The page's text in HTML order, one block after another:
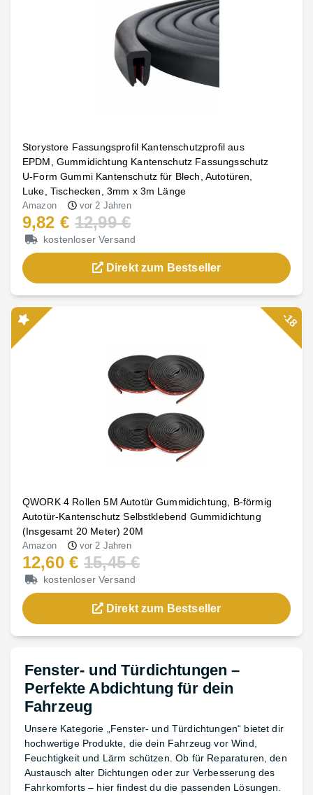
Storystore Fassungsprofil Kantenschutzprofil aus
EPDM, Gummidichtung Kantenschutz Fassungsschutz
U-Form Gummi Kantenschutz für Blech, Autotüren,
Luke, Tischecken, 3mm x 3m Länge
Amazon vor 2 Jahren
9,82 € 12,99 €
kostenloser Versand
Direkt zum Bestseller
QWORK 4 Rollen 5M Autotür Gummidichtung, B-förmig
Autotür-Kantenschutz Selbstklebend Gummidichtung
(Insgesamt 20 Meter) 20M
Amazon vor 2 Jahren
12,60 € 15,45 €
kostenloser Versand
Direkt zum Bestseller
-18
Fenster- und Türdichtungen –
Perfekte Abdichtung für dein
Fahrzeug
Unsere Kategorie „Fenster- und Türdichtungen“ bietet dir
hochwertige Produkte, die dein Fahrzeug vor Wind,
Feuchtigkeit und Lärm schützen. Ob für Reparaturen, den
Austausch alter Dichtungen oder zur Verbesserung des
Fahrkomforts – hier findest du die passenden Lösungen.